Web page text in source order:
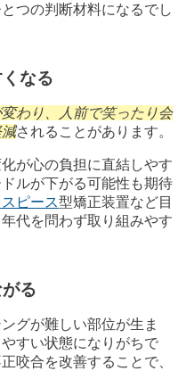
つの判断材料になるでし
なる
わり、人前で笑ったり会
されることがあります。
が心の負担に直結しやす
ルが下がる可能性も期待
ピース型矯正装置など目
代を問わず取り組みやす
る
グが難しい部位が生ま
すい状態になりがちで
咬合を改善することで、